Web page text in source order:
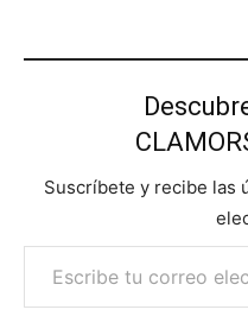
Suscríbete y recibe las
Escribe tu correo electrónico…